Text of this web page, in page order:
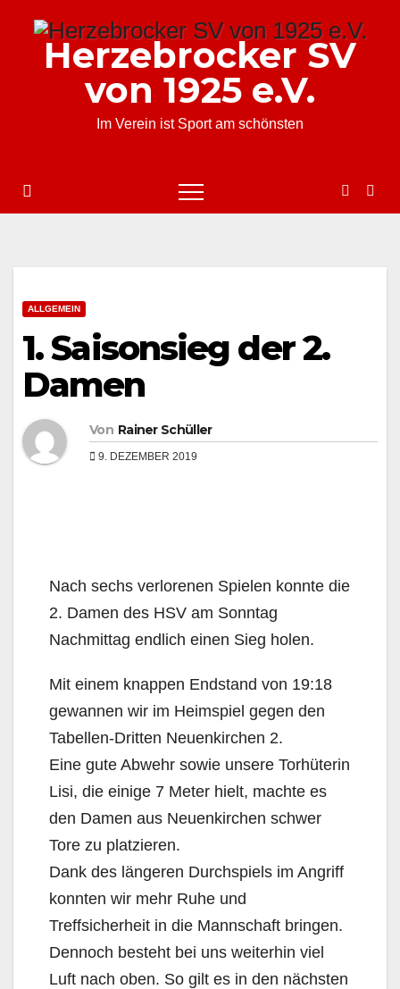
springenHerzebrocker SV
von 1925 e.V.
Im Verein ist Sport am schönsten
ALLGEMEIN
1. Saisonsieg der 2.
Damen
Von Rainer Schüller
9. DEZEMBER 2019
Nach sechs verlorenen Spielen konnte die
2. Damen des HSV am Sonntag
Nachmittag endlich einen Sieg holen.
Mit einem knappen Endstand von 19:18
gewannen wir im Heimspiel gegen den
Tabellen-Dritten Neuenkirchen 2.
Eine gute Abwehr sowie unsere Torhüterin
Lisi, die einige 7 Meter hielt, machte es
den Damen aus Neuenkirchen schwer
Tore zu platzieren.
Dank des längeren Durchspiels im Angriff
konnten wir mehr Ruhe und
Treffsicherheit in die Mannschaft bringen.
Dennoch besteht bei uns weiterhin viel
Luft nach oben. So gilt es in den nächsten